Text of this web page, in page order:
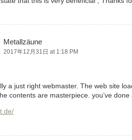
Metallzäune
2017年12月31日 at 1:18 PM
a just right webmaster. The web site
contents are masterpiece. you’ve